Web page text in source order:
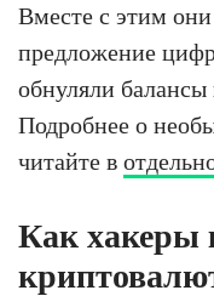
Вместе с этим
предложение
обнуляли балансы
Подробнее о
читайте в
Как хакеры